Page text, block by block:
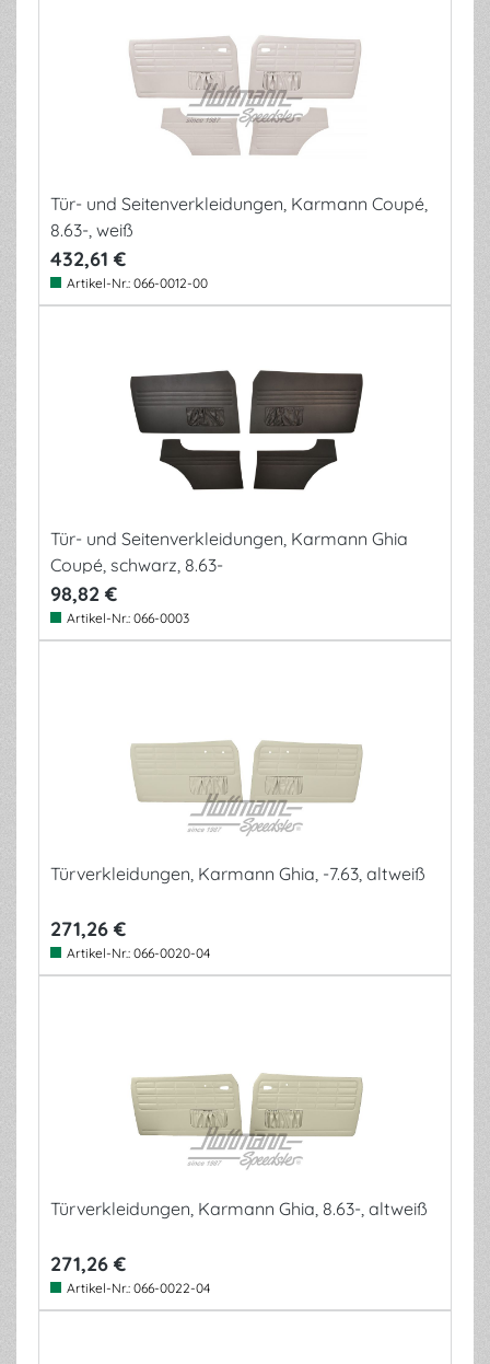
Tür- und Seitenverkleidungen, Karmann Coupé,
8.63-, weiß
432,61 €
Artikel-Nr.: 066-0012-00
Tür- und Seitenverkleidungen, Karmann Ghia
Coupé, schwarz, 8.63-
98,82 €
Artikel-Nr.: 066-0003
Türverkleidungen, Karmann Ghia, -7.63, altweiß
271,26 €
Artikel-Nr.: 066-0020-04
Türverkleidungen, Karmann Ghia, 8.63-, altweiß
271,26 €
Artikel-Nr.: 066-0022-04